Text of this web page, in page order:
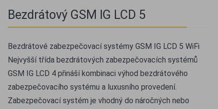
Bezdrátový GSM IG LCD 5
Bezdrátové zabezpečovací systémy GSM IG LCD 5 WiFi
Nejvyšší třída bezdrátových zabezpečovacích systémů
GSM IG LCD 4 přináší kombinaci výhod bezdrátového
zabezpečovacího systému a luxusního provedení.
Zabezpečovací systém je vhodný do náročných nebo